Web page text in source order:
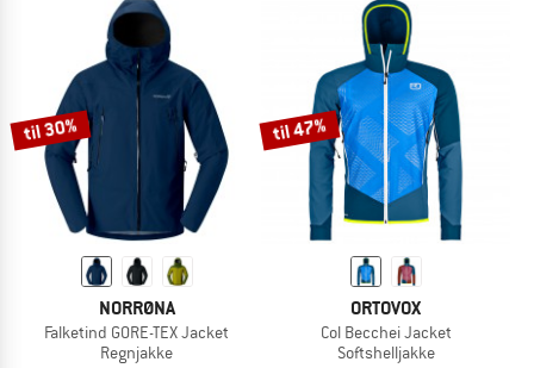
til 30%
NORRØNA
Falketind GORE-TEX Jacket
Regnjakke
til 47%
ORTOVOX
Col Becchei Jacket
Softshelljakke